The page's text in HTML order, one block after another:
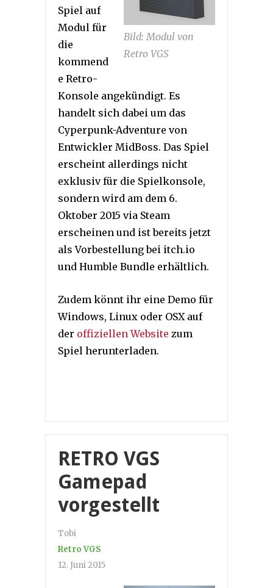
Bild: Modul von
Retro VGS
Spiel auf
Modul für
die
kommend
e Retro-
Konsole angekündigt. Es
handelt sich dabei um das
Cyperpunk-Adventure von
Entwickler MidBoss. Das Spiel
erscheint allerdings nicht
exklusiv für die Spielkonsole,
sondern wird am dem 6.
Oktober 2015 via Steam
erscheinen und ist bereits jetzt
als Vorbestellung bei itch.io
und Humble Bundle erhältlich.
Zudem könnt ihr eine Demo für
Windows, Linux oder OSX auf
der offiziellen Website zum
Spiel herunterladen.
RETRO VGS
Gamepad
vorgestellt
Tobi
Retro VGS
12. Juni 2015